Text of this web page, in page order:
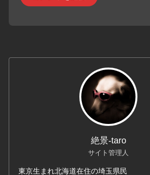
絶景-taro
サイト管理人
東京生まれ北海道在住の埼玉県民